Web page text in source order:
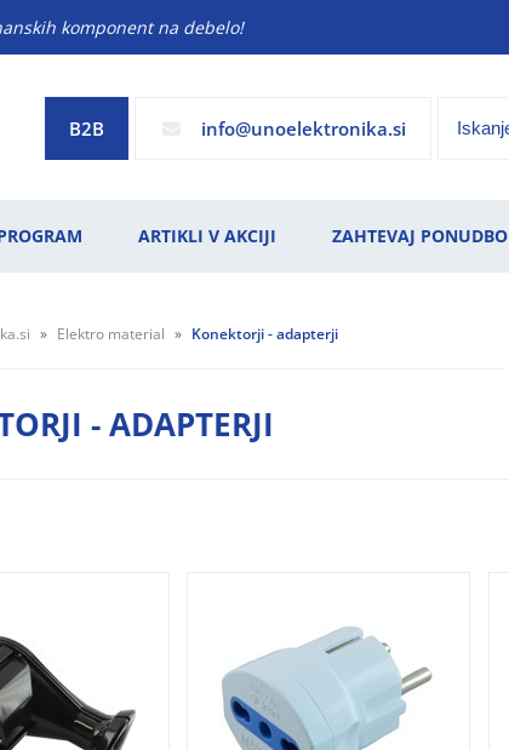
komponent na debelo!
B2B info unoelektronika.si
ARTIKLI V AKCIJI ZAHTEVAJ PONUDBO
Elektro material Konektorji - adapterji
- ADAPTERJI